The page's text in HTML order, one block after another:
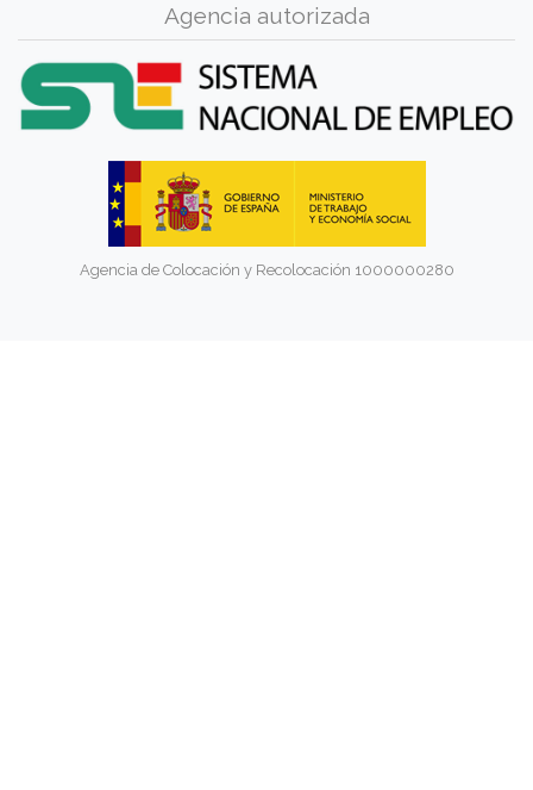
Agencia autorizada
Agencia de Colocación y Recolocación 1000000280